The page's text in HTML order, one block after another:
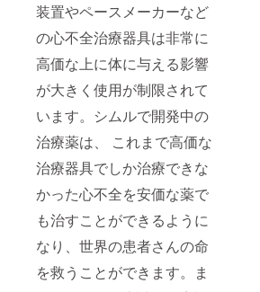
装置やペースメーカーなど
の心不全治療器具は非常に
高価な上に体に与える影響
が大きく使用が制限されて
います。シムルで開発中の
治療薬は、 これまで高価な
治療器具でしか治療できな
かった心不全を安価な薬で
も治すことができるように
なり、世界の患者さんの命
を救うことができます。ま